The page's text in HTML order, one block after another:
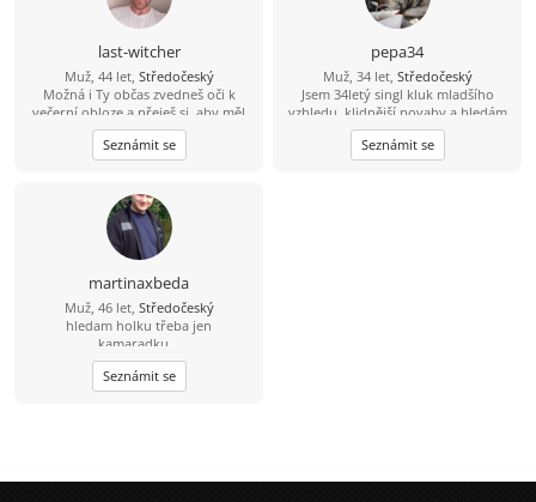
last-witcher
Muž, 44 let, Středočeský
Možná i Ty občas zvedneš oči k
večerní obloze a přeješ si, aby měl
někdo radost z každého dne, který s
Tebou může sdílet. Právě Tebe bych
rád poznal.
Seznámit se
pepa34
Muž, 34 let, Středočeský
Jsem 34letý singl kluk mladšího
vzhledu, klidnější povahy a hledám
hodnou ženu pro život. Mám rád
život, přírodu, sport a lidi se
smyslem pro humor. Hledáš
Seznámit se
martinaxbeda
Muž, 46 let, Středočeský
hledam holku třeba jen
kamaradku...
Seznámit se